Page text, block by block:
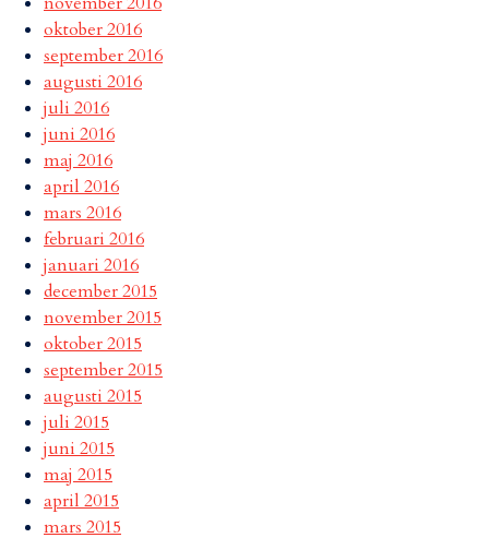
oktober 2016
september 2016
augusti 2016
juli 2016
juni 2016
maj 2016
april 2016
mars 2016
februari 2016
januari 2016
december 2015
november 2015
oktober 2015
september 2015
augusti 2015
juli 2015
juni 2015
maj 2015
april 2015
mars 2015